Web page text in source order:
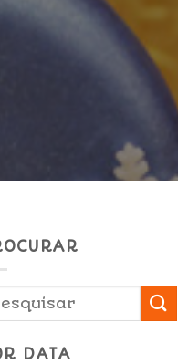
DATA